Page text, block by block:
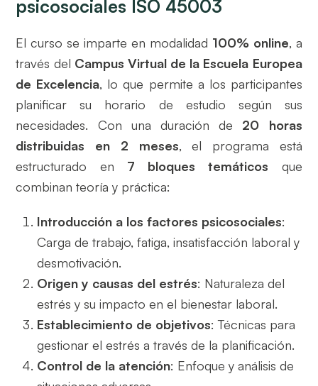
psicosociales ISO 45003
El curso se imparte en modalidad 100% online, a
través del Campus Virtual de la Escuela Europea
de Excelencia, lo que permite a los participantes
planificar su horario de estudio según sus
necesidades. Con una duración de 20 horas
distribuidas en 2 meses, el programa está
estructurado en 7 bloques temáticos que
combinan teoría y práctica:
Introducción a los factores psicosociales:
Carga de trabajo, fatiga, insatisfacción laboral y
desmotivación.
Origen y causas del estrés: Naturaleza del
estrés y su impacto en el bienestar laboral.
Establecimiento de objetivos: Técnicas para
gestionar el estrés a través de la planificación.
Control de la atención: Enfoque y análisis de